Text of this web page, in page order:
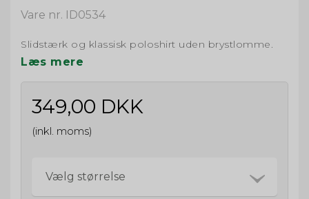
Vare nr. ID0534
Slidstærk og klassisk poloshirt uden brystlomme.
Læs mere
349,00 DKK
(inkl. moms)
Vælg størrelse